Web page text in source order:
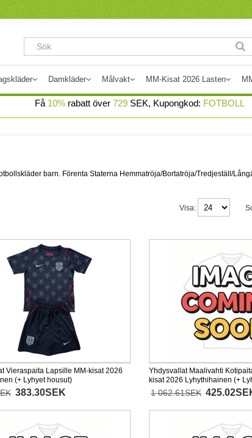
Damkläder Målvakt MM-Kisat 2026 Lasten
Få 10% rabatt över 729 SEK, Kupongkod: FOTBOLL
barn. Förenta Staterna Hemmatröja/Bortatröja/Tredjeställ/
Visa:
Vieraspaita Lapsille MM-kisat 2026
(+ Lyhyet housut)
383.30SEK
Yhdysvallat Maalivahti
kisat 2026 Lyhythihainen (+
1 062.61SEK